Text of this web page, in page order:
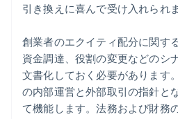
引き換えに喜んで受け入れられま
創業者のエクイティ配分に関す
資金調達、役割の変更などのシ
文書化しておく必要があります
の内部運営と外部取引の指針と
て機能します。法務および財務